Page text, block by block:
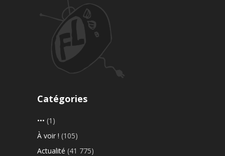
Catégories
••• (1)
À voir ! (105)
Actualité (41 775)